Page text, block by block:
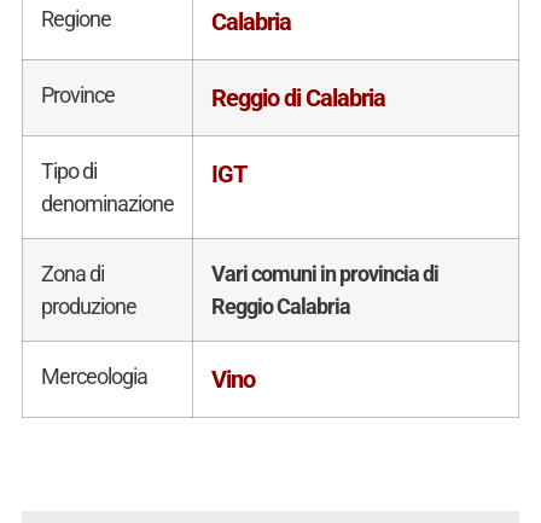
Regione Calabria
Province Reggio di Calabria
Tipo di
denominazione
IGT
Zona di
produzione
Vari comuni in provincia di
Reggio Calabria
Merceologia Vino